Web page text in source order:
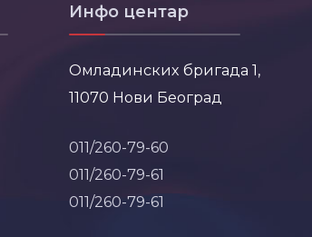
Инфо центар
Омладинских бригада 1,
11070 Нови Београд
011/260-79-60
011/260-79-61
011/260-79-61